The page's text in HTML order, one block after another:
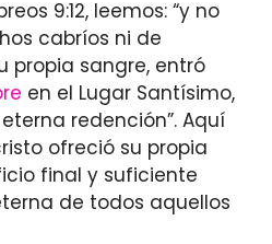
9:12, leemos: “y no
cabríos ni de
propia sangre, entró
en el Lugar Santísimo,
redención”. Aquí
ofreció su propia
final y suficiente
de todos aquellos